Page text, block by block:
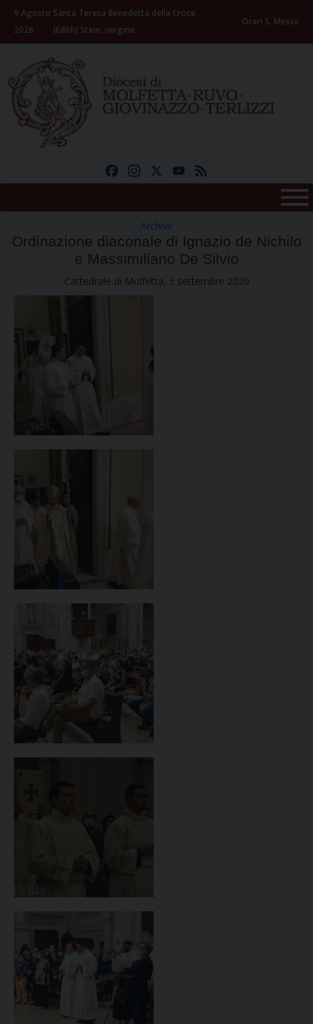
Skip
content
9 Agosto
2026
Santa Teresa Benedetta della Croce
(Edith) Stein, vergine
Orari S. Messe
FacebookInstagramYouTube
Archive
Ordinazione diaconale di Ignazio de Nichilo
e Massimiliano De Silvio
Cattedrale di Molfetta, 5 settembre 2020